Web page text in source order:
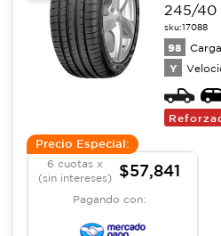
245/40
sku:17088
98
Y
Precio Especial:
6 cuotas x
(sin intereses)
$57,841
Pagando con: